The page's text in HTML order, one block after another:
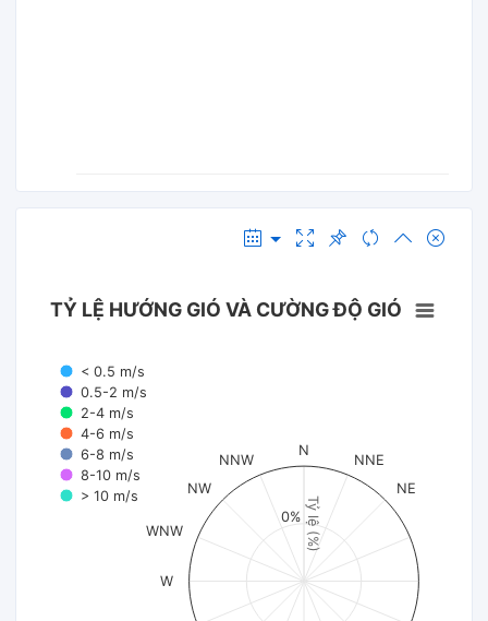
Tỷ lệ (%)
TỶ LỆ HƯỚNG GIÓ VÀ CƯỜNG ĐỘ GIÓ
< 0.5 m/s
0.5-2 m/s
2-4 m/s
4-6 m/s
6-8 m/s
8-10 m/s
> 10 m/s
N
NNE
NE
W
WNW
NW
NNW
0%